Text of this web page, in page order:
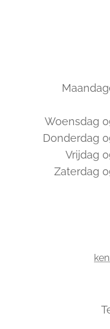
Woensdag
Donderdag
Vrijdag
Zaterdag